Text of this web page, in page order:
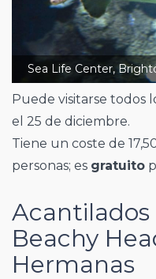
Sea Life Center,
Puede visitarse todos
el 25 de diciembre.
Tiene un coste de
personas; es gratuito
Acantilados
Beachy
Hermanas